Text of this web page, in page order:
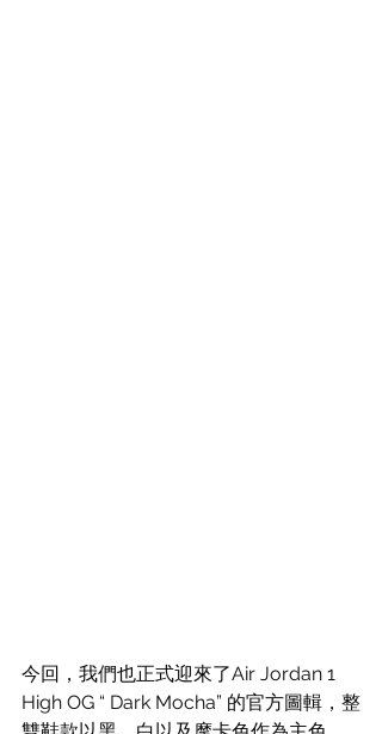
今回，我們也正式迎來了Air Jordan 1
High OG “ Dark Mocha” 的官方圖輯，整